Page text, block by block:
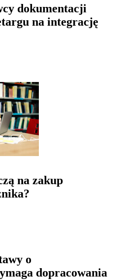
dokumentacji
na integrację
na zakup
o
dopracowania